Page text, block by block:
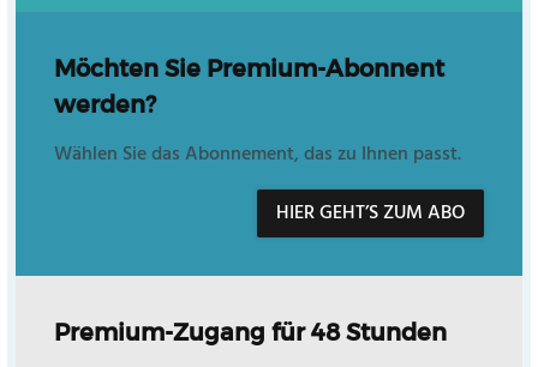
Möchten Sie Premium-Abonnent
werden?
Wählen Sie das Abonnement, das zu Ihnen passt.
HIER GEHT’S ZUM ABO
Premium-Zugang für 48 Stunden